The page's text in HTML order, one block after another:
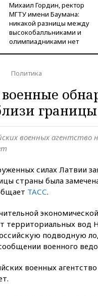
Михаил Гордин, ректор
МГТУ имени Баумана:
никакой разницы между
высокобалльниками и
олимпиадниками нет
Политика
военных агентство
силах Латвии
страны была
ТАСС.
территориальных вод
подводную
военного
военных